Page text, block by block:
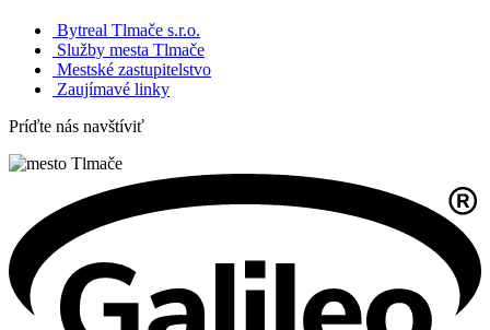
Bytreal Tlmače s.r.o.
Služby mesta Tlmače
Mestské zastupitelstvo
Zaujímavé linky
Príďte nás navštíviť